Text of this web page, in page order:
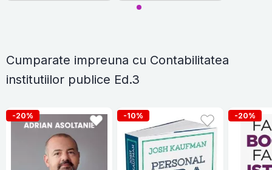
Cumparate impreuna cu Contabilitatea
institutiilor publice Ed.3
-20% -10% -20%